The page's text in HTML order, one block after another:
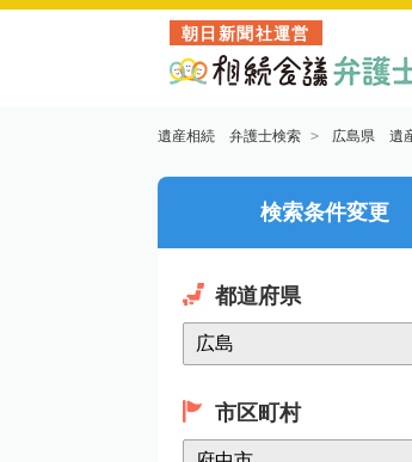
朝日新聞社運営
遺産相続 弁護士検索 広島県 遺
検索条件変更
都道府県
市区町村